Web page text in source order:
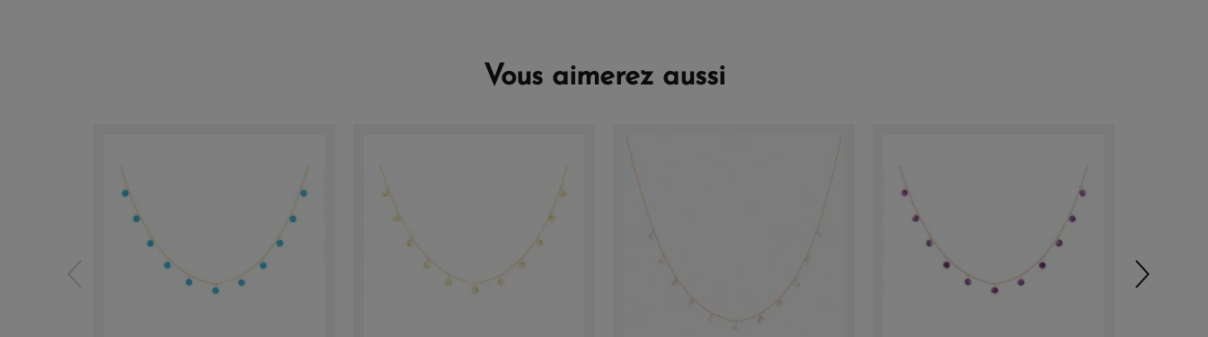
Vous aimerez aussi